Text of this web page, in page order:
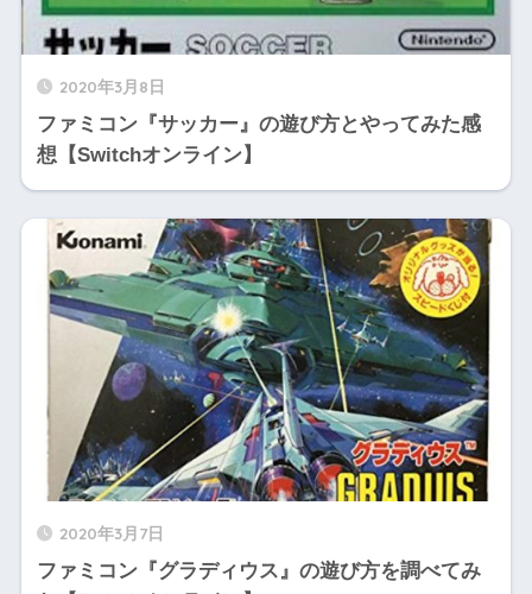
2020年3月8日
ファミコン『サッカー』の遊び方とやってみた感
想【Switchオンライン】
2020年3月7日
ファミコン『グラディウス』の遊び方を調べてみ